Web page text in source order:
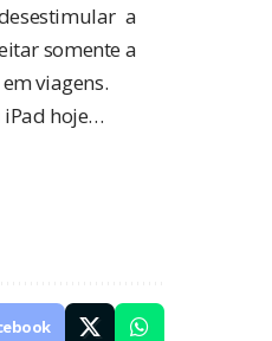
a
somente a
viagens.
hoje…